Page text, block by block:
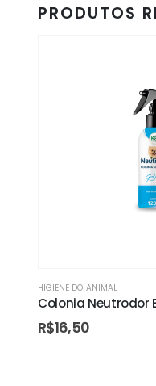
PRODUTOS
HIGIENE DO ANIMAL
Colonia Neutrodor
R$16,50